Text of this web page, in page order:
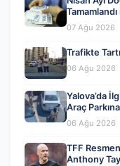
Tamamlandı
07 Ağu 2026
Trafikte
06 Ağu 2026
Yalova’da
Araç
06 Ağu 2026
TFF
Anthony